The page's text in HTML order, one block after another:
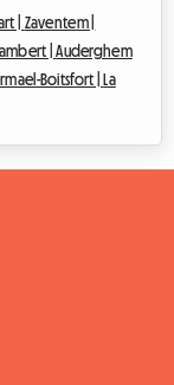
| Zaventem |
|Auderghem
Boitsfort |
La